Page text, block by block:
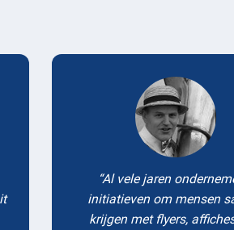
Testimonials
Al vele jaren
initiatieven om mensen
krijgen met flyers,